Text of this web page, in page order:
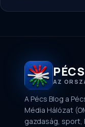
AZ
A Pécs Blog a
Média Hálózat
gazdaság, sport,